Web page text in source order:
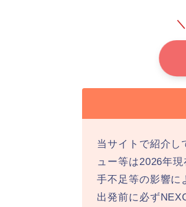
当サイトで紹介し
ュー等は2026年
手不足等の影響に
出発前に必ず